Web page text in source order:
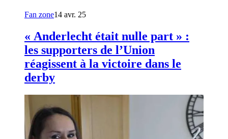
Fan zone14 avr. 25
« Anderlecht était nulle part » :
les supporters de l’Union
réagissent à la victoire dans le
derby